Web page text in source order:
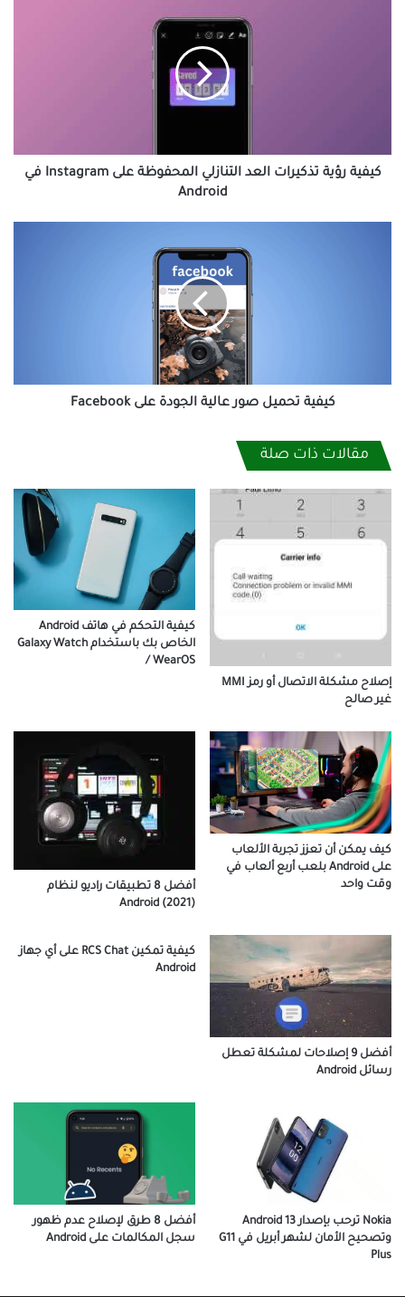
في
Android
كيفية رؤية تذكيرات العد التنازلي المحفوظة على Instagram في
Android
كيفية تحميل صور عالية الجودة على Facebook
مقالات ذات صلة
إصلاح مشكلة الاتصال أو رمز MMI
غير صالح
كيفية التحكم في هاتف Android
الخاص بك باستخدام Galaxy Watch
/ WearOS
كيف يمكن أن تعزز تجربة الألعاب
على Android بلعب أربع ألعاب في
وقت واحد
أفضل 8 تطبيقات راديو لنظام
Android (2021)
أفضل 9 إصلاحات لمشكلة تعطل
رسائل Android
كيفية تمكين RCS Chat على أي جهاز
Android
Nokia ترحب بإصدار Android 13
وتصحيح الأمان لشهر أبريل في G11
Plus
أفضل 8 طرق لإصلاح عدم ظهور
سجل المكالمات على Android